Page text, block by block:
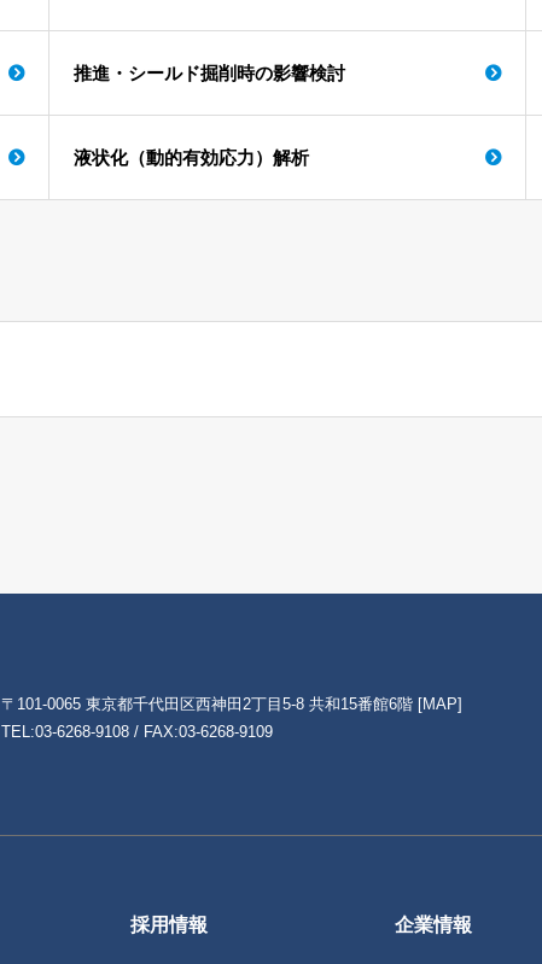
推進・シールド掘削時の影響検討
液状化（動的有効応力）解析
〒101-0065 東京都千代田区西神田2丁目5-8 共和15番館6階 [MAP]
TEL:03-6268-9108 / FAX:03-6268-9109
採用情報 企業情報